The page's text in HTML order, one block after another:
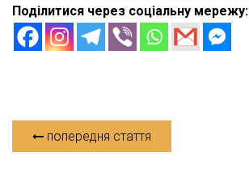
Поділитися через соціальну мережу:
попередня стаття